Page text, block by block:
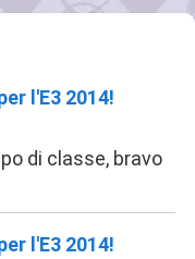
l'E3 2014!
di classe, bravo
l'E3 2014!